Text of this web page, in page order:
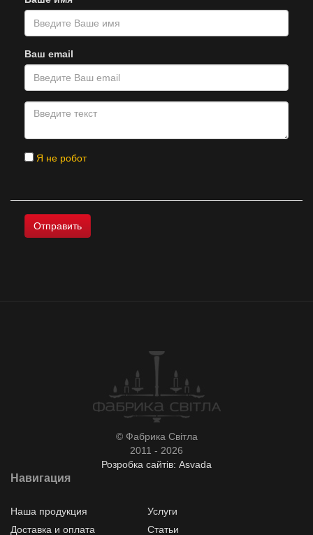
Ваш email
Я не робот
© Фабрика Світла
2011 - 2026
Розробка сайтів: Asvada
Навигация
Наша продукция
Услуги
Доставка и оплата
Статьи